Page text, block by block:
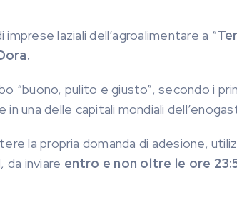
laziali dell’agroalimentare a “
“buono, pulito e giusto”, secondo i
una delle capitali mondiali
la propria domanda di adesione,
da inviare entro e non oltre le ore